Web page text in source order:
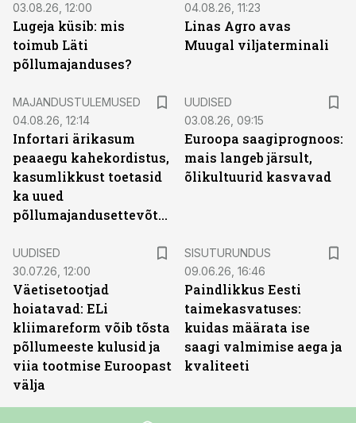
03.08.26, 12:00
Lugeja küsib: mis
toimub Läti
põllumajanduses?
04.08.26, 11:23
Linas Agro avas
Muugal viljaterminali
MAJANDUSTULEMUSED
04.08.26, 12:14
Infortari ärikasum
peaaegu kahekordistus,
kasumlikkust toetasid
ka uued
põllumajandusettevõtted
UUDISED
03.08.26, 09:15
Euroopa saagiprognoos:
mais langeb järsult,
õlikultuurid kasvavad
UUDISED
30.07.26, 12:00
Väetisetootjad
hoiatavad: ELi
kliimareform võib tõsta
põllumeeste kulusid ja
viia tootmise Euroopast
välja
SISUTURUNDUS
09.06.26, 16:46
Paindlikkus Eesti
taimekasvatuses:
kuidas määrata ise
saagi valmimise aega ja
kvaliteeti